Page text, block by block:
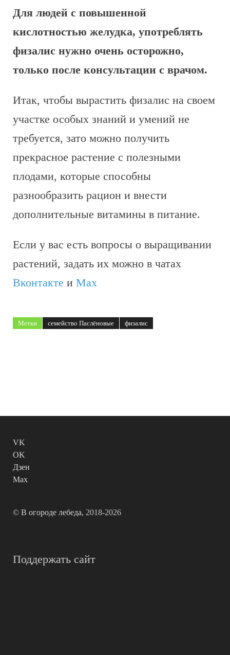
Для людей с повышенной
кислотностью желудка, употреблять
физалис нужно очень осторожно,
только после консультации с врачом.
Итак, чтобы вырастить физалис на своем
участке особых знаний и умений не
требуется, зато можно получить
прекрасное растение с полезными
плодами, которые способны
разнообразить рацион и внести
дополнительные витамины в питание.
Если у вас есть вопросы о выращивании
растений, задать их можно в чатах
Вконтакте и Max
Метки семейство Паслёновые физалис
VK
OK
Дзен
Max
© В огороде лебеда, 2018-2026
Поддержать сайт